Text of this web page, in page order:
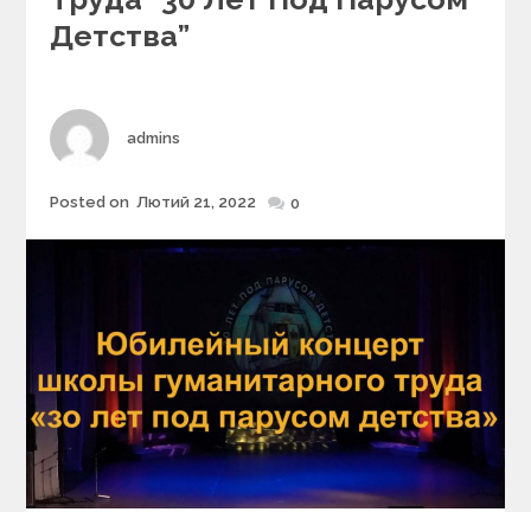
e
Детства”
Author
admins
Posted
Posted on Лютий 21, 2022 0